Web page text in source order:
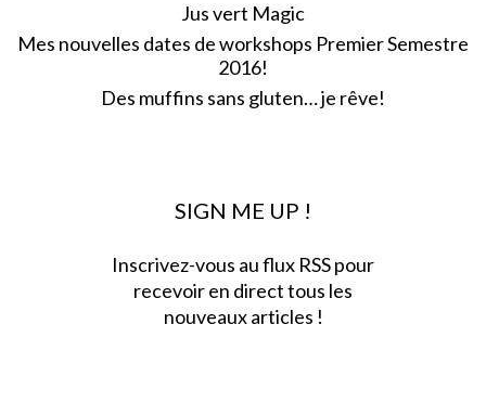
Jus vert Magic
Mes nouvelles dates de workshops Premier Semestre
2016!
Des muffins sans gluten… je rêve!
SIGN ME UP !
Inscrivez-vous au flux RSS pour
recevoir en direct tous les
nouveaux articles !